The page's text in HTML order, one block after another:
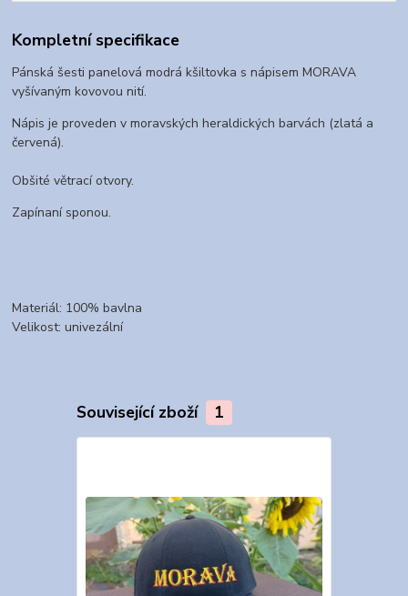
Kompletní specifikace
Pánská šesti panelová modrá kšiltovka s nápisem MORAVA
vyšívaným kovovou nití.
Nápis je proveden v moravských heraldických barvách (zlatá a
červená).
Obšité větrací otvory.
Zapínaní sponou.
Materiál: 100% bavlna
Velikost: univezální
Související zboží 1